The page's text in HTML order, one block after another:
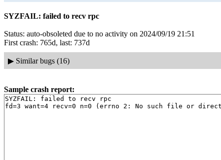
SYZFAIL: failed to recv rpc
Status: auto-obsoleted due to no activity on 2024/09/19 21:51
First crash: 765d, last: 737d
▶ Similar bugs (16)
Sample crash report:
SYZFAIL: failed to recv rpc